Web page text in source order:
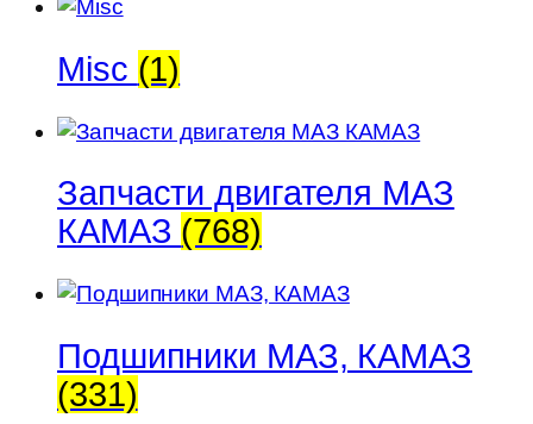
Misc (1)
Запчасти двигателя МАЗ
КАМАЗ (768)
Подшипники МАЗ, КАМАЗ
(331)